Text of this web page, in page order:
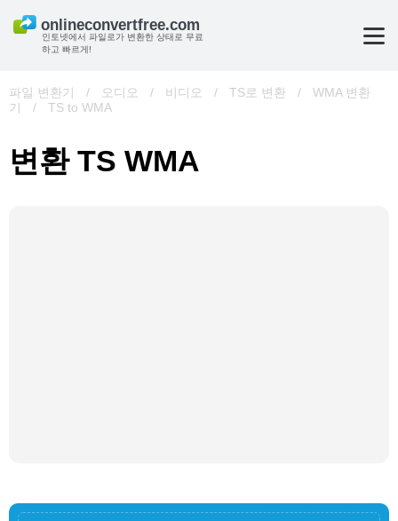
인토넷에서 파일로가 변환한 상태로 무료
하고 빠르게!
파일 변환기 / 오디오 / 비디오 / TS로 변환 /
WMA 변환
기
/ TS to WMA
변환 TS WMA